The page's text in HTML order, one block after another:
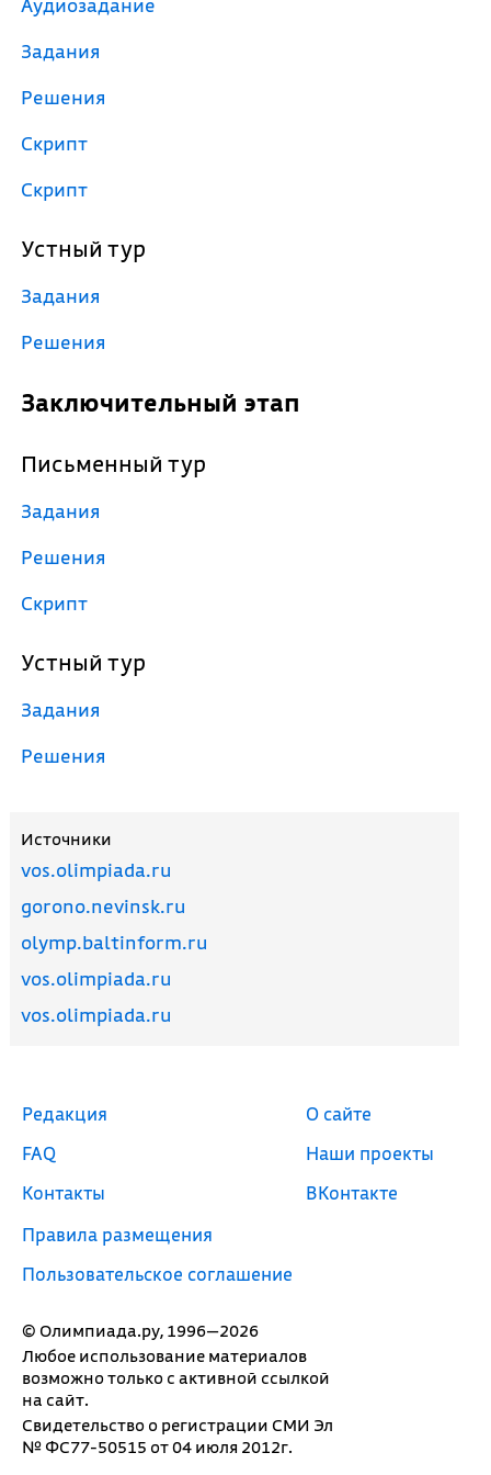
Задания
Решения
Скрипт
Скрипт
Устный тур
Задания
Решения
Заключительный этап
Письменный тур
Задания
Решения
Скрипт
Устный тур
Задания
Решения
Источники
vos.olimpiada.ru
gorono.nevinsk.ru
olymp.baltinform.ru
vos.olimpiada.ru
vos.olimpiada.ru
© Олимпиада.ру, 1996—2026
Любое использование материалов
возможно только с активной ссылкой
на сайт.
Свидетельство о регистрации СМИ Эл
№ ФС77-50515 от 04 июля 2012г.
Редакция
FAQ
Контакты
Правила размещения
Пользовательское соглашение
О сайте
Наши проекты
ВКонтакте